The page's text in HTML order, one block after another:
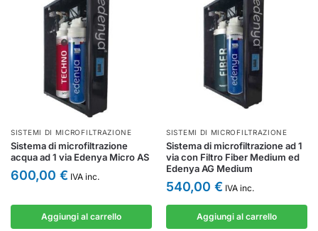
SISTEMI DI MICROFILTRAZIONE
Sistema di microfiltrazione
acqua ad 1 via Edenya Micro AS
600,00 € IVA inc.
Aggiungi al carrello
SISTEMI DI MICROFILTRAZIONE
Sistema di microfiltrazione ad 1
via con Filtro Fiber Medium ed
Edenya AG Medium
540,00 € IVA inc.
Aggiungi al carrello